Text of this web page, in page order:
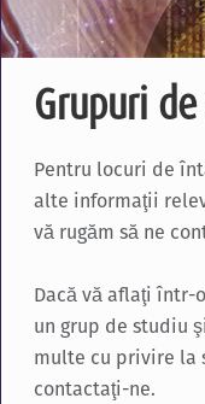
Grupuri
Pentru locuri de
alte informaţii
vă rugăm să ne
Dacă vă aflaţi într-
un grup de studiu
multe cu privire la
contactaţi-ne.